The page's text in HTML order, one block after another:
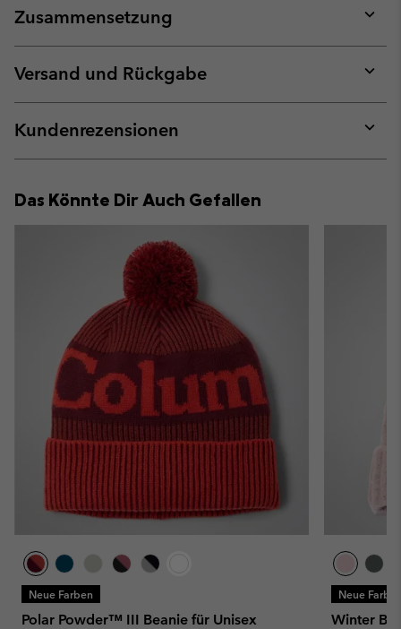
Zusammensetzung
or
Versand und Rückgabe
or
Kundenrezensionen
or
Das Könnte Dir Auch Gefallen
Neue Farben
Polar Powder™ III Beanie für Unisex
Neue
Winter